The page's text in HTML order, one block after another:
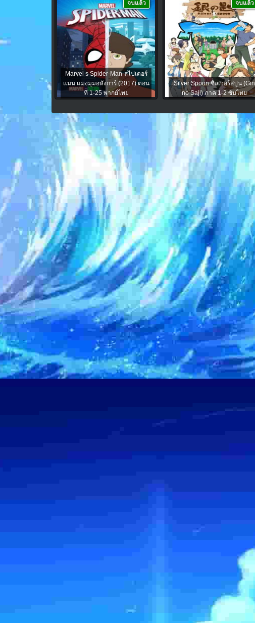
Marvel s Spider-Man-สไปเดอร์
แมน แมงมุมอหังการ์ (2017) ตอน
ที่ 1-25 พากย์ไทย
จบแล้ว
Silver Spoon ซิลเวอร์สปูน (Gin
no Saji) ภาค 1-2 ซับไทย
จบแล้ว